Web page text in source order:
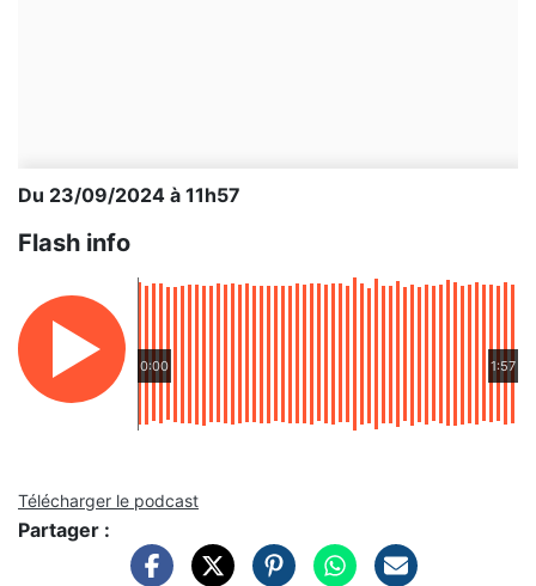
Du 23/09/2024 à 11h57
Flash info
0:00 1:57
Télécharger le podcast
Partager :